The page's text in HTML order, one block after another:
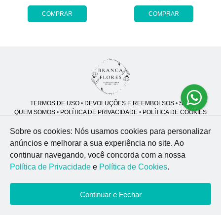
COMPRAR COMPRAR
TERMOS DE USO• DEVOLUÇÕES E REEMBOLSOS• SAC
QUEM SOMOS • POLÍTICA DE PRIVACIDADE • POLÍTICA DE COOKIES
Branca Flores | CNPJ: 46.914.997/0001-96
R. Mal. Rondon, 119 - Jardim Sumare - Ribeirão Preto - SP - 14025-430
WhatsApp: (55) 89926-51| Telefone: (16) 9 8870-9137
Inteligentes
Sobre os cookies: Nós usamos cookies para personalizar
anúncios e melhorar a sua experiência no site. Ao
continuar navegando, você concorda com a nossa
Política de Privacidade e Política de Cookies.
Continuar e Fechar